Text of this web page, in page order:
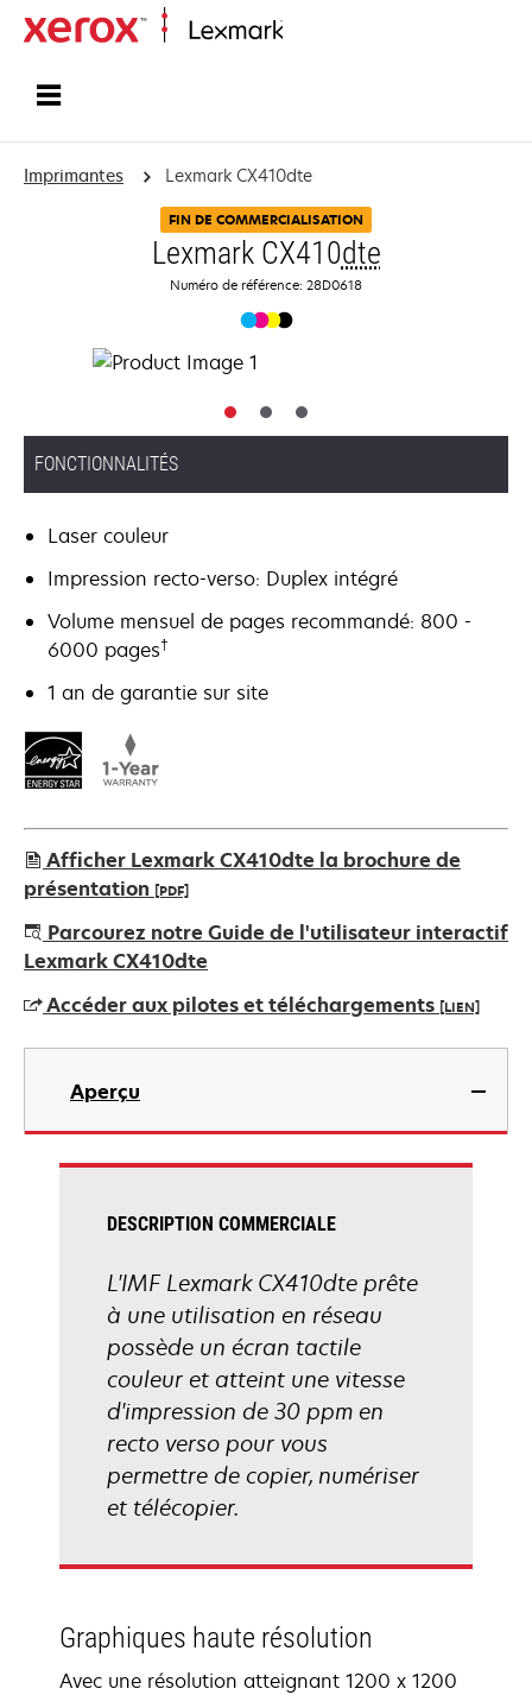
Imprimantes Lexmark CX410dte
FIN DE COMMERCIALISATION
Lexmark CX410dte
Numéro de référence: 28D0618
FONCTIONNALITÉS
Laser couleur
Impression recto-verso: Duplex intégré
Volume mensuel de pages recommandé: 800 -
6000 pages†
1 an de garantie sur site
Afficher Lexmark CX410dte la brochure de
présentation [PDF]
s’ouvre
dans
nouvel
onglet
Parcourez notre Guide de l'utilisateur interactif
Lexmark CX410dte
Accéder aux pilotes et téléchargements [LIEN]
s’ouvre
nouvel
onglet
Aperçu
DESCRIPTION COMMERCIALE
L'IMF Lexmark CX410dte prête
à une utilisation en réseau
possède un écran tactile
couleur et atteint une vitesse
d'impression de 30 ppm en
recto verso pour vous
permettre de copier, numériser
et télécopier.
Graphiques haute résolution
Avec une résolution atteignant 1200 x 1200